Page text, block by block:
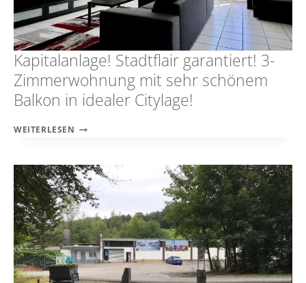
Kapitalanlage! Stadtflair garantiert! 3-
Zimmerwohnung mit sehr schönem
Balkon in idealer Citylage!
WEITERLESEN KAPITALANLAGE!
3-
ZIMMERWOHNUNG
MIT
SEHR
SCHÖNEM
BALKON
IN
IDEALER
CITYLAGE!